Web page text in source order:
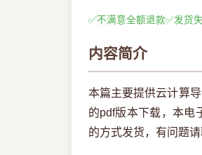
✅不满意全额退款✅发货
内容简介
本篇主要提供云计算
的pdf版本下载，本电
的方式发货，有问题